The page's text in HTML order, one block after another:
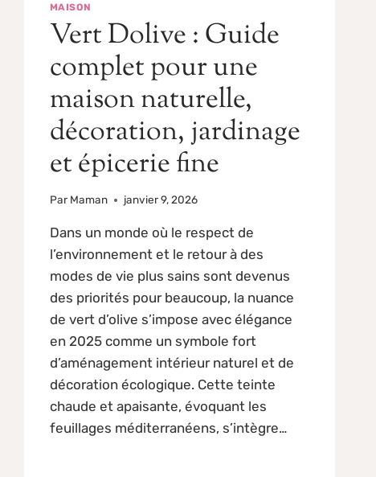
MAISON
Vert Dolive : Guide
complet pour une
maison naturelle,
décoration, jardinage
et épicerie fine
Par Maman janvier 9, 2026
Dans un monde où le respect de
l’environnement et le retour à des
modes de vie plus sains sont devenus
des priorités pour beaucoup, la nuance
de vert d’olive s’impose avec élégance
en 2025 comme un symbole fort
d’aménagement intérieur naturel et de
décoration écologique. Cette teinte
chaude et apaisante, évoquant les
feuillages méditerranéens, s’intègre…